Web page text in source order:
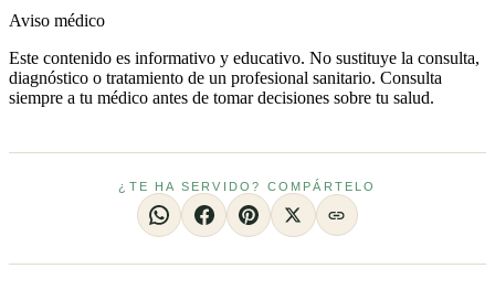
Aviso médico
Este contenido es informativo y educativo. No sustituye la consulta,
diagnóstico o tratamiento de un profesional sanitario. Consulta
siempre a tu médico antes de tomar decisiones sobre tu salud.
¿TE HA SERVIDO? COMPÁRTELO